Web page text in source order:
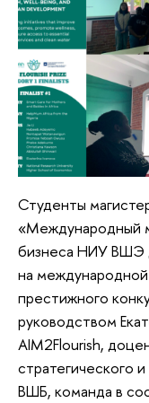
Студенты
«Международный
бизнеса НИУ ВШЭ
на
престижного
руководством
AIM2Flourish,
стратегического
ВШБ, команда в